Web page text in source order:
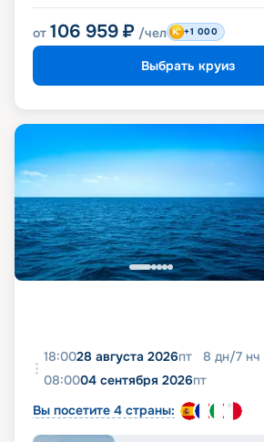
от 106 959 ₽ /чел +1 000
Выбрать круиз
18:0028 августа 2026пт 8 дн/7 нч
08:0004 сентября 2026пт
Вы посетите 4 страны: